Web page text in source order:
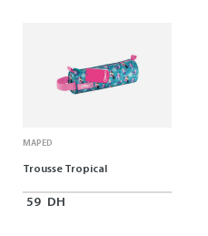
MAPED
Trousse Tropical
59 DH